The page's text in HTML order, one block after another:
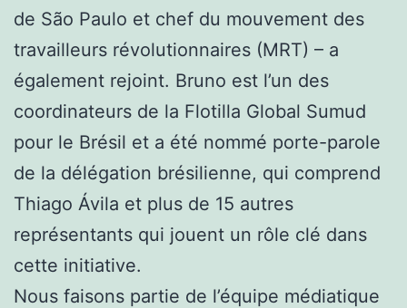
de São Paulo et chef du mouvement des
travailleurs révolutionnaires (MRT) – a
également rejoint. Bruno est l’un des
coordinateurs de la Flotilla Global Sumud
pour le Brésil et a été nommé porte-parole
de la délégation brésilienne, qui comprend
Thiago Ávila et plus de 15 autres
représentants qui jouent un rôle clé dans
cette initiative.
Nous faisons partie de l’équipe médiatique